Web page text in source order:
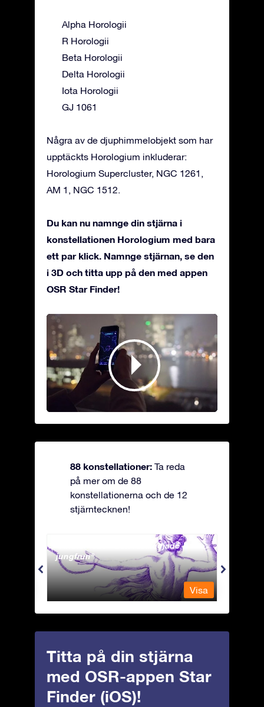
Alpha Horologii
R Horologii
Beta Horologii
Delta Horologii
Iota Horologii
GJ 1061
Några av de djuphimmelobjekt som har
upptäckts Horologium inkluderar:
Horologium Supercluster, NGC 1261,
AM 1, NGC 1512.
Du kan nu namnge din stjärna i
konstellationen Horologium med bara
ett par klick. Namnge stjärnan, se den
i 3D och titta upp på den med appen
OSR Star Finder!
88 konstellationer: Ta reda
på mer om de 88
konstellationerna och de 12
stjärntecknen!
Andromeda - Den fastkedjade
jungfrun
Visa
Titta på din stjärna
med OSR-appen Star
Finder (iOS)!